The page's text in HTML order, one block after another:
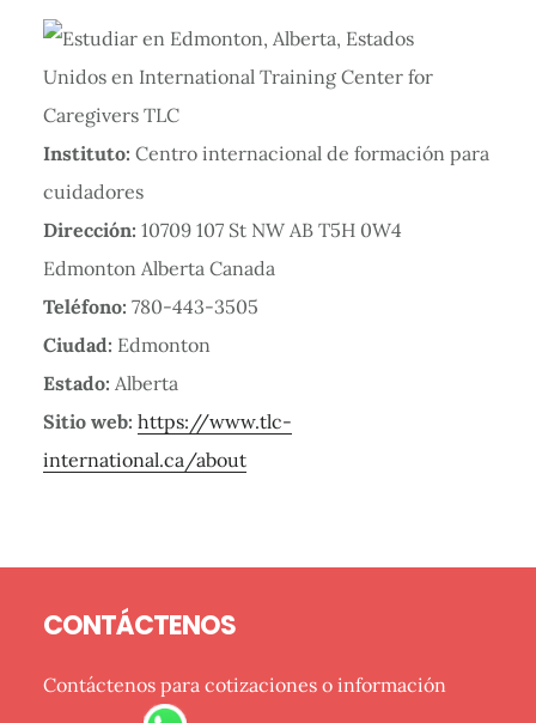
Instituto: Centro internacional de formación para
cuidadores
Dirección: 10709 107 St NW AB T5H 0W4
Edmonton Alberta Canada
Teléfono: 780-443-3505
Ciudad: Edmonton
Estado: Alberta
Sitio web: https://www.tlc-
international.ca/about
Barra
lateral
CONTÁCTENOS
Contáctenos para cotizaciones o información